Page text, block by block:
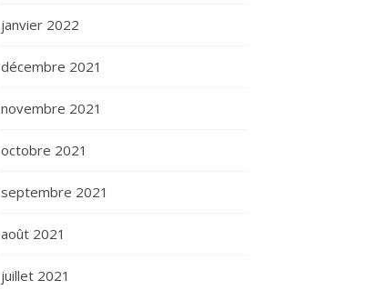
janvier 2022
décembre 2021
novembre 2021
octobre 2021
septembre 2021
août 2021
juillet 2021